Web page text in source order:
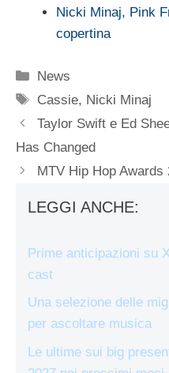
Nicki Minaj, Pink
copertina
Categorie
News
Tag
Cassie, Nicki Minaj
Taylor Swift e Ed
Has Changed
MTV Hip Hop
LEGGI ANCHE:
Prime anticipazioni su
cast
Una selezione delle
per ascoltare musica
Le ultime sui big